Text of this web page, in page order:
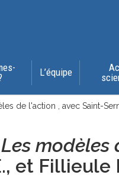
L’équipe
de l'action , avec Saint-
Les modèles
et Fillieule